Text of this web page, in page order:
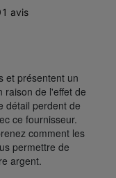
et présentent un
raison de l'effet de
détail perdent de
ce fournisseur.
comment les
permettre de
argent.